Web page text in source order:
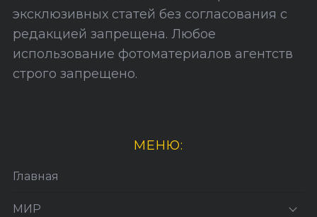
й
эксклюзивных статей без согласования с
редакцией запрещена. Любое
использование фотоматериалов агентств
строго запрещено.
МЕНЮ:
Главная
МИР